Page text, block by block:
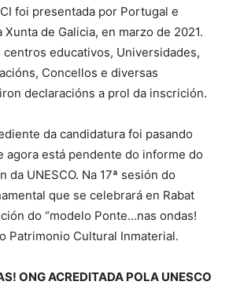
foi presentada por Portugal e
Xunta de Galicia, en marzo de 2021.
centros educativos, Universidades,
Concellos e diversas
declaracións a prol da inscrición.
da candidatura foi pasando
agora está pendente do informe do
da UNESCO. Na 17ª sesión do
que se celebrará en Rabat
do “modelo Ponte…nas ondas!
Patrimonio Cultural Inmaterial.
ONG ACREDITADA POLA UNESCO